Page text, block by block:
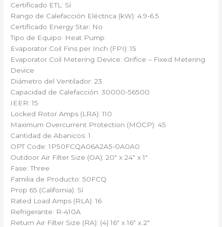
Certificado ETL: Sí
Rango de Calefacción Eléctrica (kW): 4.9-6.5
Certificado Energy Star: No
Tipo de Equipo: Heat Pump
Evaporator Coil Fins per Inch (FPI): 15
Evaporator Coil Metering Device: Orifice – Fixed Metering
Device
Diámetro del Ventilador: 23
Capacidad de Calefacción: 30000-56500
IEER: 15
Locked Rotor Amps (LRA): 110
Maximum Overcurrent Protection (MOCP): 45
Cantidad de Abanicos: 1
OPT Code: 1P50FCQA06A2A5-0A0A0
Outdoor Air Filter Size (OA): 20″ x 24″ x 1″
Fase: Three
Familia de Producto: 50FCQ
Prop 65 (California): Sí
Rated Load Amps (RLA): 16
Refrigerante: R-410A
Return Air Filter Size (RA): (4) 16″ x 16″ x 2″